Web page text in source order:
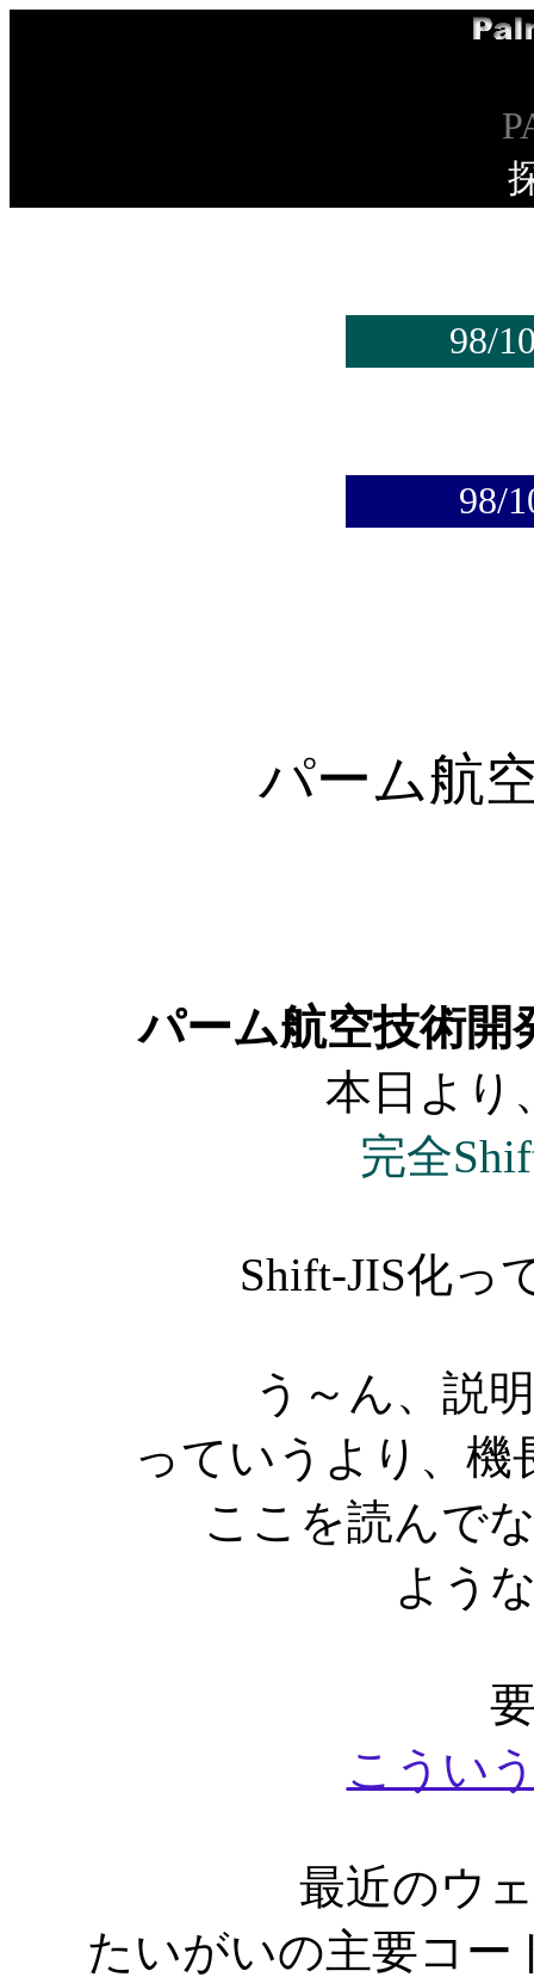
98/
98/
パーム航
パーム航空技術開
本日より
完全
Shift-JIS化っ
う～ん、説
っていうより、
ここを読んで
よう
こうい
最近のウ
たいがいの主要コ